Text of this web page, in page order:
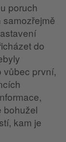
poruch
do
vůbec první,
bohužel
kam je